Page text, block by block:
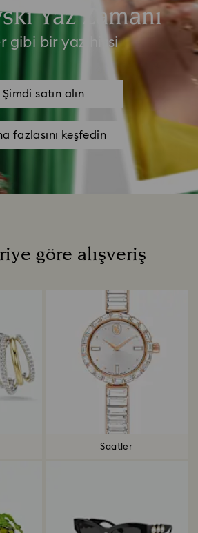
Yaz Zamanı
gibi bir yaz hissi
Şimdi satın alın
fazlasını keşfedin
göre alışveriş
Saatler